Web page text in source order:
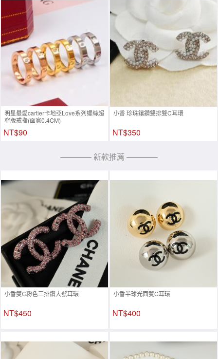
明星最愛cartier卡地亞Love系列螺絲超
窄版戒指(面寬0.4CM)
NT$90
小香 珍珠鑲鑽雙排雙C耳環
NT$350
———— 新款推薦 ————
小香雙C粉色三排鑽大號耳環
NT$450
小香半球光面雙C耳環
NT$400